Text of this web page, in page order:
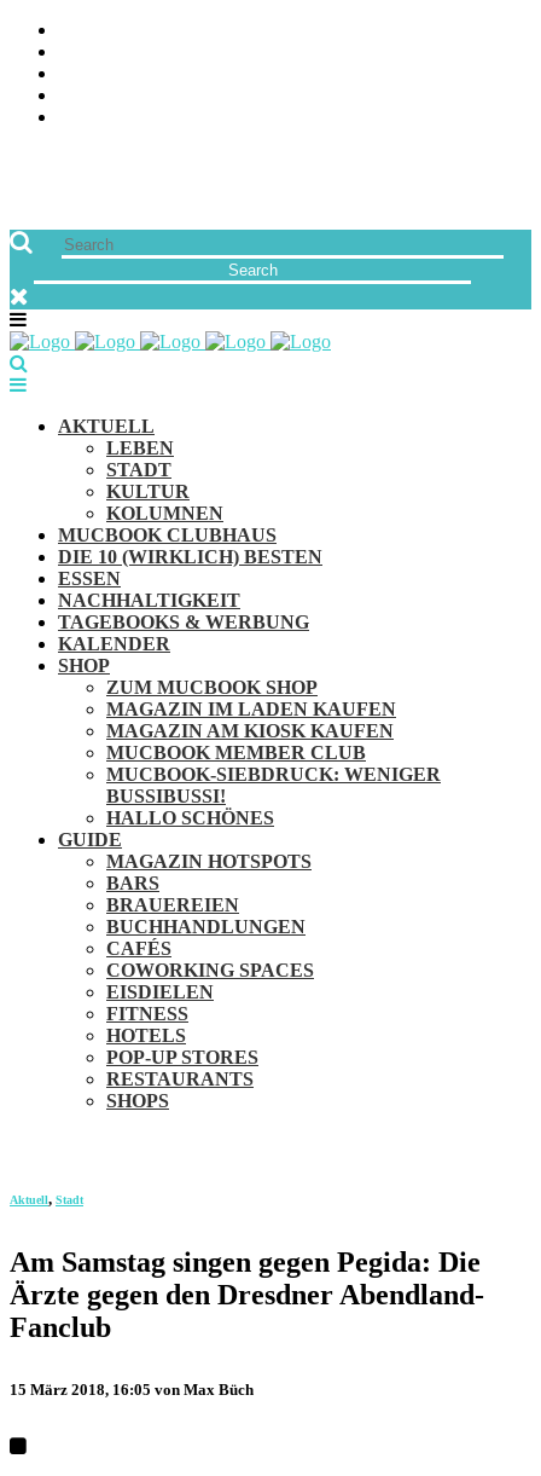
AKTUELL
LEBEN
STADT
KULTUR
KOLUMNEN
MUCBOOK CLUBHAUS
DIE 10 (WIRKLICH) BESTEN
ESSEN
NACHHALTIGKEIT
TAGEBOOKS & WERBUNG
KALENDER
SHOP
ZUM MUCBOOK SHOP
MAGAZIN IM LADEN KAUFEN
MAGAZIN AM KIOSK KAUFEN
MUCBOOK MEMBER CLUB
MUCBOOK-SIEBDRUCK: WENIGER
BUSSIBUSSI!
HALLO SCHÖNES
GUIDE
MAGAZIN HOTSPOTS
BARS
BRAUEREIEN
BUCHHANDLUNGEN
CAFÉS
COWORKING SPACES
EISDIELEN
FITNESS
HOTELS
POP-UP STORES
RESTAURANTS
SHOPS
Aktuell, Stadt
Am Samstag singen gegen Pegida: Die
Ärzte gegen den Dresdner Abendland-
Fanclub
15 März 2018, 16:05 von Max Büch